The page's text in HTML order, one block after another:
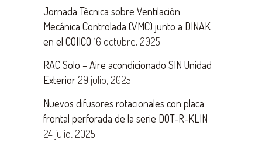
Jornada Técnica sobre Ventilación
Mecánica Controlada (VMC) junto a DINAK
en el COIICO 16 octubre, 2025
RAC Solo – Aire acondicionado SIN Unidad
Exterior 29 julio, 2025
Nuevos difusores rotacionales con placa
frontal perforada de la serie DOT-R-KLIN
24 julio, 2025